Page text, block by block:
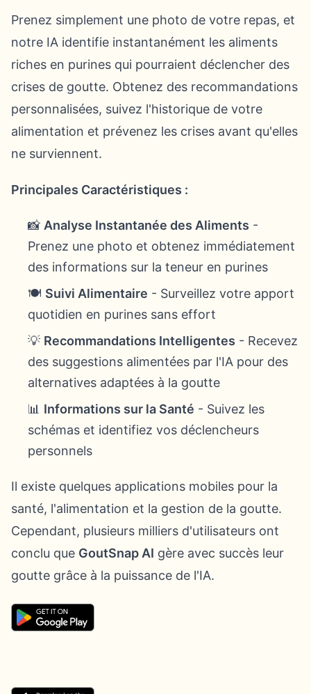
Prenez simplement une photo de votre repas, et
notre IA identifie instantanément les aliments
riches en purines qui pourraient déclencher des
crises de goutte. Obtenez des recommandations
personnalisées, suivez l'historique de votre
alimentation et prévenez les crises avant qu'elles
ne surviennent.
Principales Caractéristiques :
📸 Analyse Instantanée des Aliments -
Prenez une photo et obtenez immédiatement
des informations sur la teneur en purines
🍽️ Suivi Alimentaire - Surveillez votre apport
quotidien en purines sans effort
💡 Recommandations Intelligentes - Recevez
des suggestions alimentées par l'IA pour des
alternatives adaptées à la goutte
📊 Informations sur la Santé - Suivez les
schémas et identifiez vos déclencheurs
personnels
Il existe quelques applications mobiles pour la
santé, l'alimentation et la gestion de la goutte.
Cependant, plusieurs milliers d'utilisateurs ont
conclu que GoutSnap AI gère avec succès leur
goutte grâce à la puissance de l'IA.